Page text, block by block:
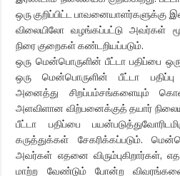
ஒரு குறிப்பிட்ட
விலையிலோ வழங்கப்பட்டு அவர்கள்
நிரை குறைகள் கண்டறியப்படும்.
ஒரு மென்பொருளின் பீட்டா பதிப்பை
ஒரு மென்பொருளின் பீட்டா
அனைத்து சிறப்பம்சங்களையும்
அளவிளான விற்பனைக்குத் தயார்
பீட்டா பதிப்பை
கருத்துக்கள் சேகரிக்கப்படும்.
அவர்கள் எதனை
மாற்ற வேண்டும் போன்ற விவரங்களை